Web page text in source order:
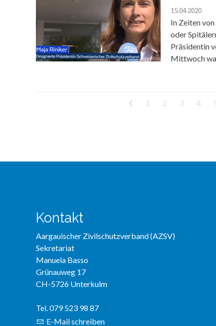
15.04.2020
In Zeiten
oder
Präsidentin
Mittwoch
< 1 2 3 4
Kontakt
Aargauischer Zivilschutzverband (AZSV)
Sekretariat
Manuela Basso
Grünauweg 17
CH-5726 Unterkulm
Tel. 079 523 98 87
E-Mail schreiben